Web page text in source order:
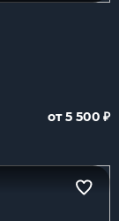
от 5 500 ₽